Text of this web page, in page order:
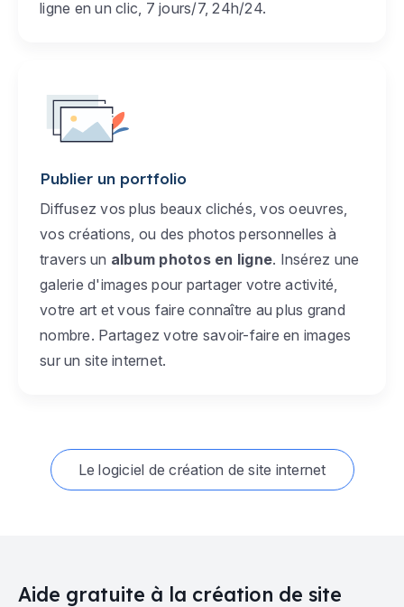
ligne en un clic, 7 jours/7, 24h/24.
Publier un portfolio
Diffusez vos plus beaux clichés, vos oeuvres,
vos créations, ou des photos personnelles à
travers un album photos en ligne. Insérez une
galerie d'images pour partager votre activité,
votre art et vous faire connaître au plus grand
nombre. Partagez votre savoir-faire en images
sur un site internet.
Le logiciel de création de site internet
Aide gratuite à la création de site